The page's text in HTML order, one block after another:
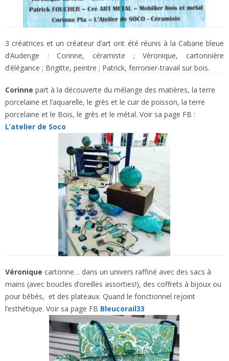
3 créatrices et un créateur d’art ont été réunis à la Cabane bleue
d’Audenge : Corinne, céramiste ; Véronique, cartonnière
d’élégance ; Brigitte, peintre ; Patrick, ferronier-travail sur bois.
Corinne part à la découverte du mélange des matières, la terre
porcelaine et l’aquarelle, le grès et le cuir de poisson, la terre
porcelaine et le Bois, le grès et le métal. Voir sa page FB :
L’atelier de Soco
Véronique cartonne… dans un univers raffiné avec des sacs à
mains (avec boucles d’oreilles assorties!), des coffrets à bijoux ou
pour bébés, et des plateaux. Quand le fonctionnel rejoint
l’esthétique. Voir sa page FB Bleucorail33